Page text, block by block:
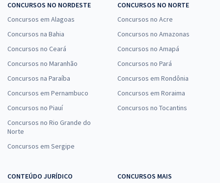
CONCURSOS NO NORDESTE
Concursos em Alagoas
Concursos na Bahia
Concursos no Ceará
Concursos no Maranhão
Concursos na Paraíba
Concursos em Pernambuco
Concursos no Piauí
Concursos no Rio Grande do
Norte
Concursos em Sergipe
CONCURSOS NO NORTE
Concursos no Acre
Concursos no Amazonas
Concursos no Amapá
Concursos no Pará
Concursos em Rondônia
Concursos em Roraima
Concursos no Tocantins
CONTEÚDO JURÍDICO
CONCURSOS MAIS